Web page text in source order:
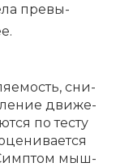
пре­вы­
сни­
дви­же­
по те­сту
Симп­том мыш­